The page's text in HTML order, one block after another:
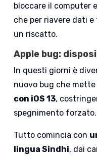
bloccare il computer
che per riavere dati
un riscatto.
Apple bug:
In questi giorni è
nuovo bug che
con iOS 13,
spegnimento forzato.
Tutto comincia con
lingua Sindhi, dai